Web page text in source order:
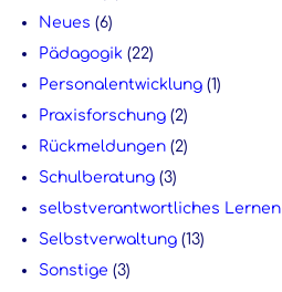
Neues (6)
Pädagogik (22)
Personalentwicklung (1)
Praxisforschung (2)
Rückmeldungen (2)
Schulberatung (3)
selbstverantwortliches Lernen
Selbstverwaltung (13)
Sonstige (3)